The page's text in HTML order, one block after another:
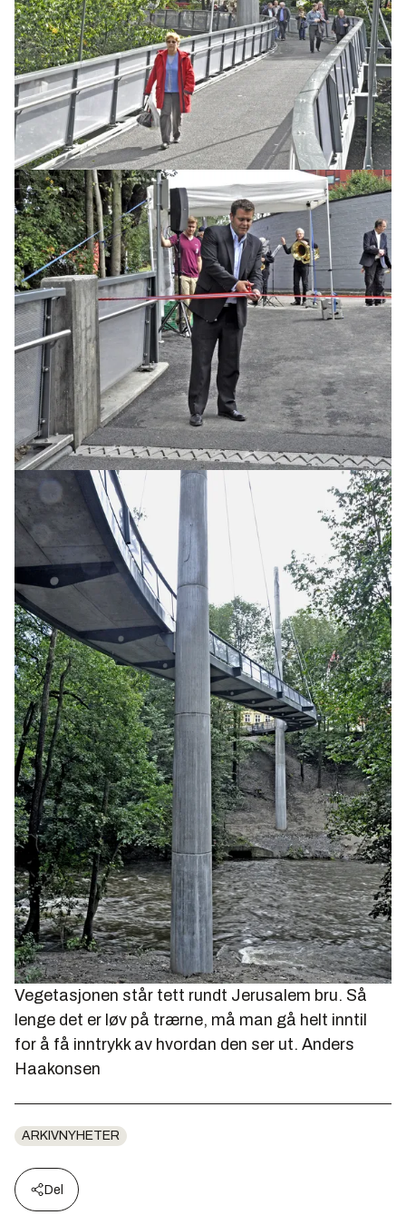
Vegetasjonen står tett rundt Jerusalem bru. Så
lenge det er løv på trærne, må man gå helt inntil
for å få inntrykk av hvordan den ser ut. Anders
Haakonsen
ARKIVNYHETER
Del